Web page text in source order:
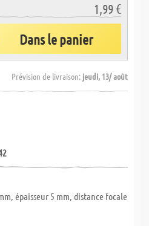
1,99 €
Dans le panier
Prévision de livraison: jeudi, 13/ août
épaisseur 5 mm, distance focale